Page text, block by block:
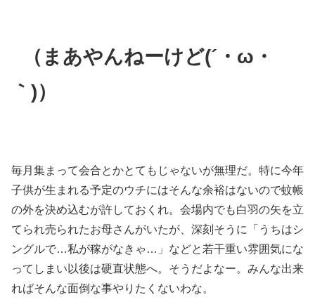
（まあやんねーけど(´・ω・
｀)）
毎月集まって会合とかとてもじゃないが無理だ。特に今年
子供が生まれる予定のウチにはそんな余裕はないので蚊帳
の外を決め込むが許しておくれ。会場内でも白羽の矢を立
てられ売られたお母さんがいたが、深刻そうに「うちはシ
ングルで…私が稼がなきゃ…」などと若干重い雰囲気にな
ってしまい以後は硬直状態へ。そうだよなー。みんな出来
ればそんな面倒な事やりたくないわな。